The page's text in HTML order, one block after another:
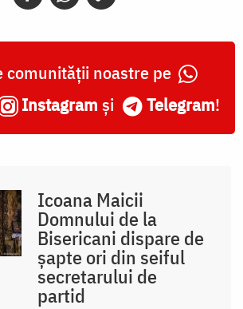
comunității noastre pe
Instagram și Telegram!
Icoana Maicii
Domnului de la
Bisericani dispare de
șapte ori din seiful
secretarului de
partid